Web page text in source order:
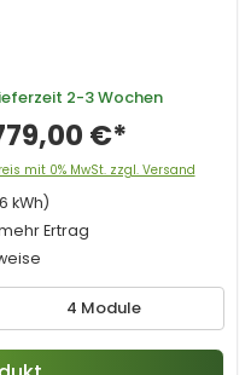
4 Module
2-3 Wochen
€*
mit 0% MwSt. zzgl. Versand
kWh)
Ertrag